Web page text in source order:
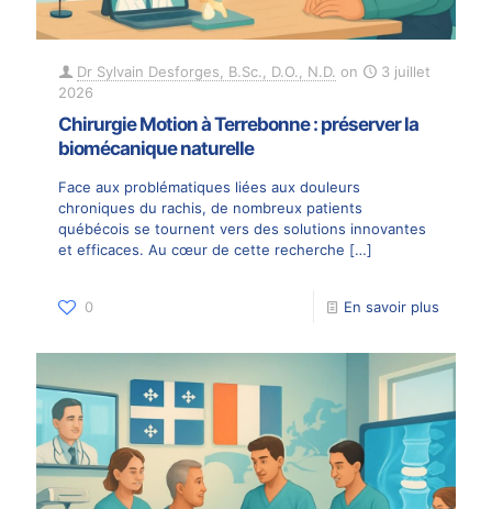
Dr Sylvain Desforges, B.Sc., D.O., N.D. on
3 juillet
2026
Chirurgie Motion à Terrebonne : préserver la
biomécanique naturelle
Face aux problématiques liées aux douleurs
chroniques du rachis, de nombreux patients
québécois se tournent vers des solutions innovantes
et efficaces. Au cœur de cette recherche […]
0 En savoir plus